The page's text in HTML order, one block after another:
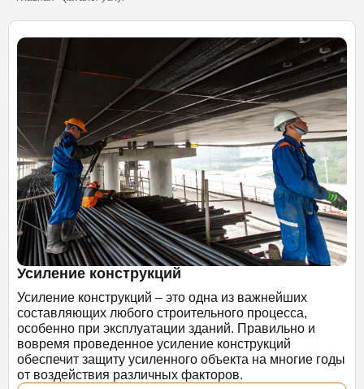
Усиление конструкций
Усиление конструкций – это одна из важнейших
составляющих любого строительного процесса,
особенно при эксплуатации зданий. Правильно и
вовремя проведенное усиление конструкций
обеспечит защиту усиленного объекта на многие годы
от воздействия различных факторов.